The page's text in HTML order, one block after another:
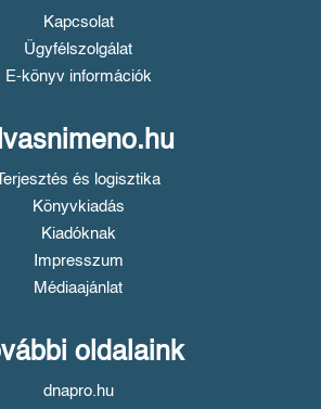
Kapcsolat
Ügyfélszolgálat
E-könyv információk
és logisztika
Könyvkiadás
Kiadóknak
Impresszum
Médiaajánlat
oldalaink
dnapro.hu